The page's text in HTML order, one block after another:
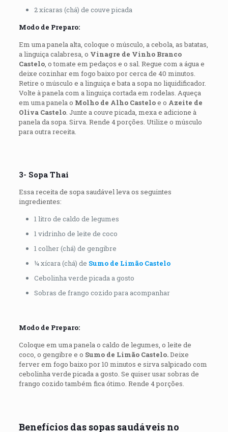
2 xícaras (chá) de couve picada
Modo de Preparo:
Em uma panela alta, coloque o músculo, a cebola, as batatas,
a linguiça calabresa, o Vinagre de Vinho Branco
Castelo, o tomate em pedaços e o sal. Regue com a água e
deixe cozinhar em fogo baixo por cerca de 40 minutos.
Retire o músculo e a linguiça e bata a sopa no liquidificador.
Volte à panela com a linguiça cortada em rodelas. Aqueça
em uma panela o Molho de Alho Casteloe o Azeite de
Oliva Castelo. Junte a couve picada, mexa e adicione à
panela da sopa. Sirva. Rende 4 porções. Utilize o músculo
para outra receita.
3- Sopa Thai
Essa receita de sopa saudável leva os seguintes
ingredientes:
1 litro de caldo de legumes
1 vidrinho de leite de coco
1 colher (chá) de gengibre
¼ xícara (chá) de Sumo de Limão Castelo
Cebolinha verde picada a gosto
Sobras de frango cozido para acompanhar
Modo de Preparo:
Coloque em uma panela o caldo de legumes, o leite de
coco, o gengibre e o Sumo de Limão Castelo.Deixe
ferver em fogo baixo por 10 minutos e sirva salpicado com
cebolinha verde picada a gosto. Se quiser usar sobras de
frango cozido também fica ótimo. Rende 4 porções.
Benefícios das sopas saudáveis no